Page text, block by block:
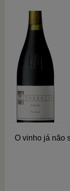
O vinho já não